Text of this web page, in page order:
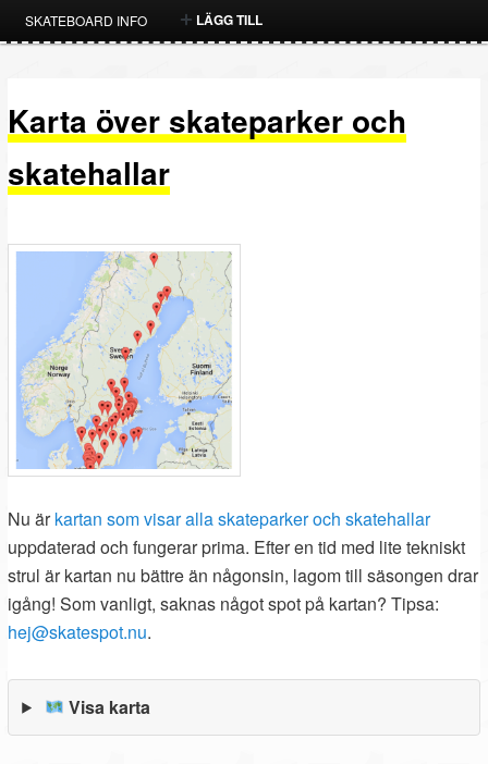
TILL
INNEHÅLL
TILL
INNEHÅLL
SKATEBOARD INFO LÄGG TILL
Karta över skateparker och
skatehallar
Nu ärkartan som visar alla skateparker och skatehallar
uppdaterad och fungerar prima. Efter en tid med lite tekniskt
strul är kartan nu bättre än någonsin, lagom till säsongen drar
igång! Som vanligt, saknas något spot på kartan? Tipsa:
hej@skatespot.nu.
Visa karta